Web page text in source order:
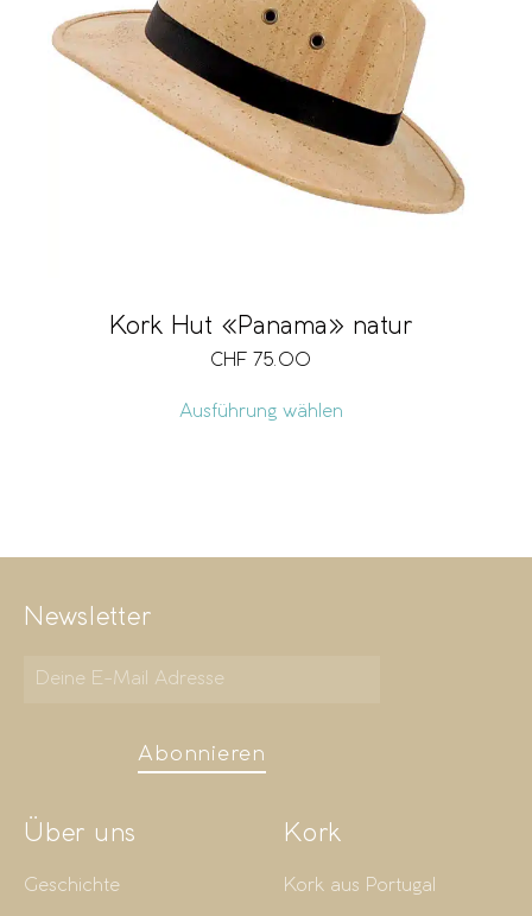
Kork Hut «Panama» natur
CHF 75.00
Ausführung wählen
Newsletter
Abonnieren
Über uns
Geschichte
Kork
Kork aus Portugal